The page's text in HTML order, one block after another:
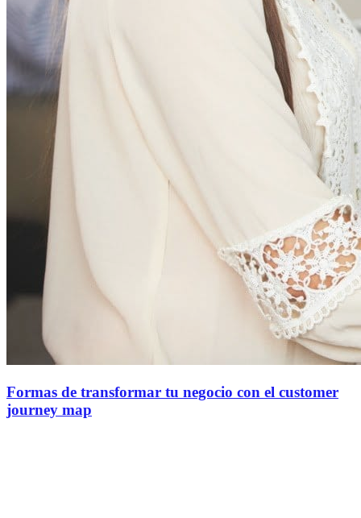
Formas de transformar tu negocio con el customer
journey map